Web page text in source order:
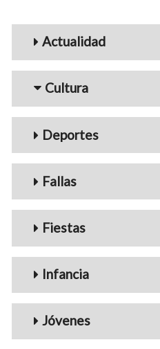
Menu_Videos
Actualidad
Cultura
Deportes
Fallas
Fiestas
Infancia
Jóvenes